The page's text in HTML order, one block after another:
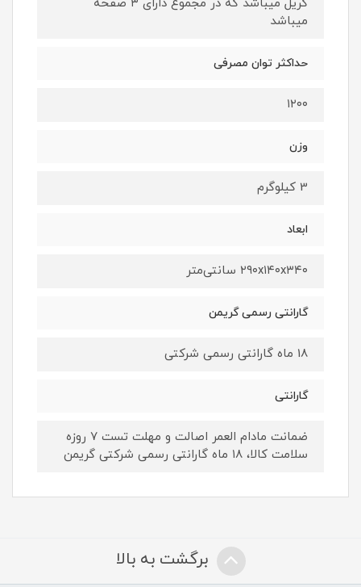
گریل میباشد که در مجموع دارای ۳ صفحه
میباشد
حداکثر توان مصرفی
۱۲۰۰
وزن
3 کیلوگرم
ابعاد
۲۹۰x۱۴۰x۳۴۰ سانتی‌متر
گارانتی رسمی گریمن
18 ماه گارانتی رسمی شرکتی
گارانتی
ضمانت مادام العمر اصالت و مهلت تست ۷ روزه
سلامت کالا، ۱۸ ماه گارانتی رسمی شرکتی گریمن
برگشت به بالا